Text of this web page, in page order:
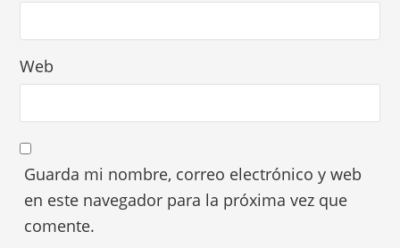
Web
Guarda mi nombre, correo electrónico y web
en este navegador para la próxima vez que
comente.